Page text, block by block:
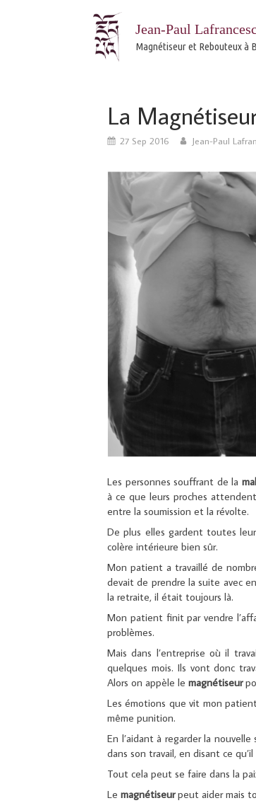
Jean-Paul
Magnétiseur et Rebouteux à
La
27 Sep 2016 Jean-Paul
Les personnes souffrant de la
à ce que leurs proches
entre la soumission et la révolte.
De plus elles gardent toutes
colère intérieure bien sûr.
Mon patient a travaillé de
devait de prendre la suite avec
la retraite, il était toujours là.
Mon patient finit par vendre
problèmes.
Mais dans l’entreprise où il
quelques mois. Ils vont donc
Alors on appèle le magnétiseur
Les émotions que vit mon
même punition.
En l’aidant à regarder la
dans son travail, en disant ce
Tout cela peut se faire dans la
Le magnétiseurpeut aider mais